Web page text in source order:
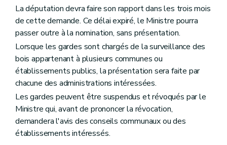
Art. 142
Art. 143
Art. 144
Art. 145
Art. 146
Art. 147
Section 2
De l'exécution des jugements
Art. 148
Art. 149
Art. 150
Art. 151
Art. 152
Art. 153
Titre XII Des peines et condamnations pour tous les bois et forêts en général
La députation devra faire son rapport dans les trois mois
de cette demande. Ce délai expiré, le Ministre pourra
passer outre à la nomination, sans présentation.
Lorsque les gardes sont chargés de la surveillance des
bois appartenant à plusieurs communes ou
établissements publics, la présentation sera faite par
chacune des administrations intéressées.
Les gardes peuvent être suspendus et révoqués par le
Ministre qui, avant de prononcer la révocation,
demandera l'avis des conseils communaux ou des
établissements intéressés.